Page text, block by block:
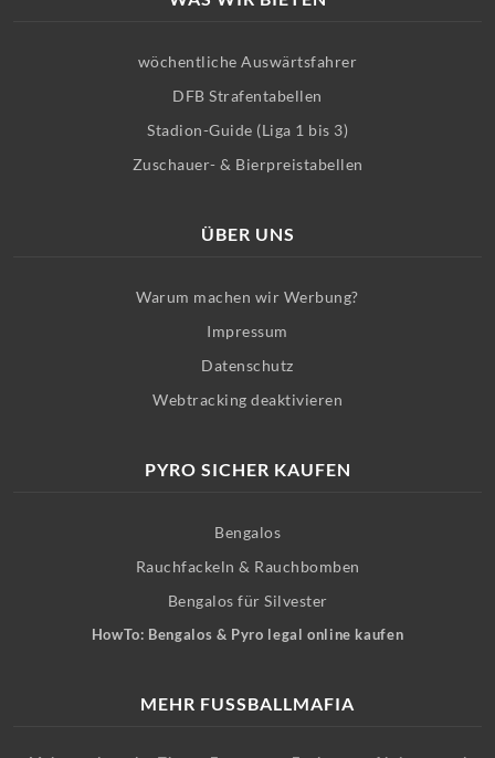
wöchentliche Auswärtsfahrer
DFB Strafentabellen
Stadion-Guide (Liga 1 bis 3)
Zuschauer- & Bierpreistabellen
ÜBER UNS
Warum machen wir Werbung?
Impressum
Datenschutz
Webtracking deaktivieren
PYRO SICHER KAUFEN
Bengalos
Rauchfackeln & Rauchbomben
Bengalos für Silvester
HowTo: Bengalos & Pyro legal online kaufen
MEHR FUSSBALLMAFIA